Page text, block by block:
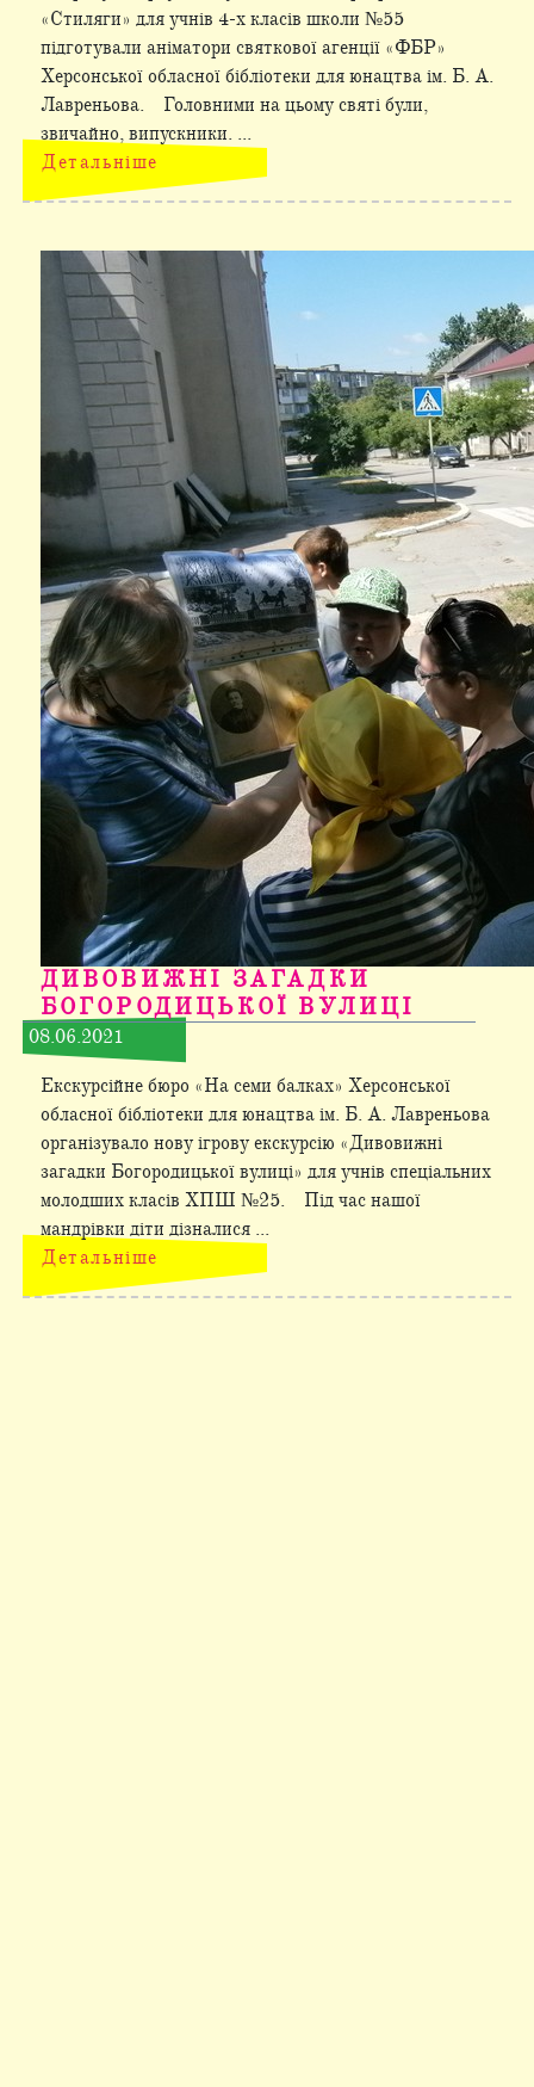
«Стиляги» для учнів 4-х класів школи №55
підготували аніматори святкової агенції «ФБР»
Херсонської обласної бібліотеки для юнацтва ім. Б. А.
Лавреньова. Головними на цьому святі були,
звичайно, випускники. ...
Детальніше
ДИВОВИЖНІ ЗАГАДКИ
БОГОРОДИЦЬКОЇ ВУЛИЦІ
08.06.2021
Екскурсійне бюро «На семи балках» Херсонської
обласної бібліотеки для юнацтва ім. Б. А. Лавреньова
організувало нову ігрову екскурсію «Дивовижні
загадки Богородицької вулиці» для учнів спеціальних
молодших класів ХПШ №25. Під час нашої
мандрівки діти дізналися ...
Детальніше